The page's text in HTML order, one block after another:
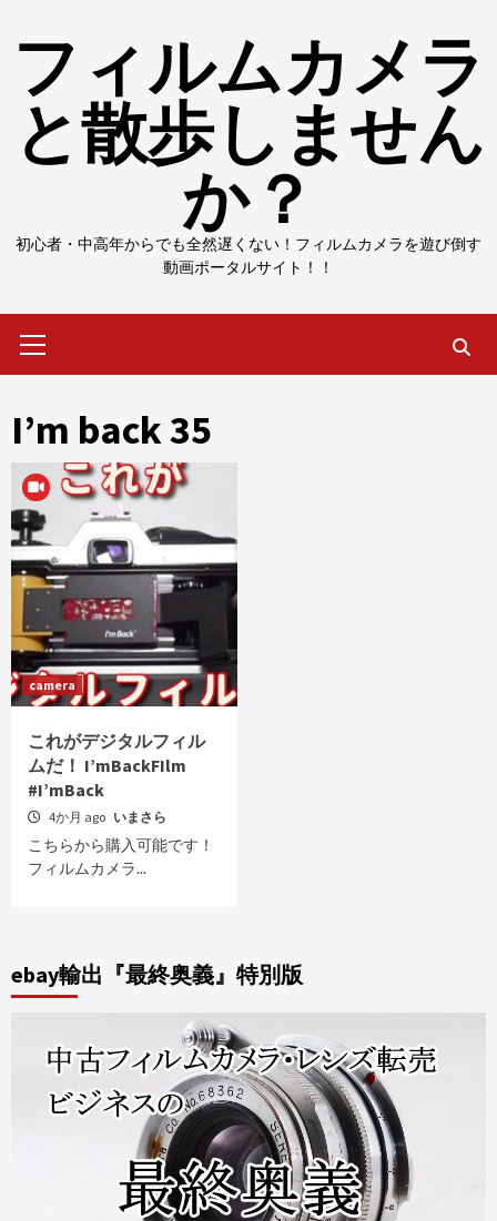
content
フィルムカメラ
と散歩しません
か？
初心者・中高年からでも全然遅くない！フィルムカメラを遊び倒す
動画ポータルサイト！！
Menu
I’m back 35
camera
これがデジタルフィル
ムだ！ I’mBackFIlm
#I’mBack
4か月 ago いまさら
こちらから購入可能です！
フィルムカメラ...
ebay輸出『最終奥義』特別版